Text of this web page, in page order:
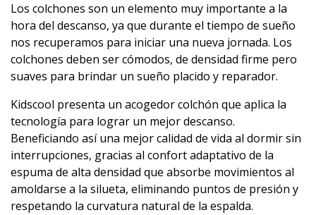
Los colchones son un elemento muy importante a la
hora del descanso, ya que durante el tiempo de sueño
nos recuperamos para iniciar una nueva jornada. Los
colchones deben ser cómodos, de densidad firme pero
suaves para brindar un sueño placido y reparador.
Kidscool presenta un acogedor colchón que aplica la
tecnología para lograr un mejor descanso.
Beneficiando así una mejor calidad de vida al dormir sin
interrupciones, gracias al confort adaptativo de la
espuma de alta densidad que absorbe movimientos al
amoldarse a la silueta, eliminando puntos de presión y
respetando la curvatura natural de la espalda.